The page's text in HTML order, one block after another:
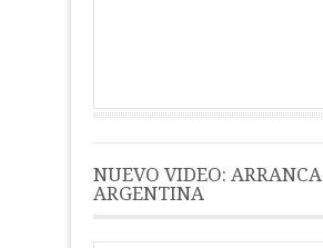
NUEVO VIDEO: ARRANCA
ARGENTINA